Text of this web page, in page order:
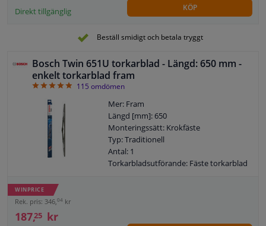
Direkt tillgänglig KÖP
Beställ smidigt och betala tryggt
Bosch Twin 651U torkarblad - Längd: 650 mm -
enkelt torkarblad fram
4.88
115 omdömen
Mer: Fram
Längd [mm]: 650
Monteringssätt: Krokfäste
Typ: Traditionell
Antal: 1
Torkarbladsutförande: Fäste torkarblad
WINPRICE
Rek. pris: 346,04 kr
187,25 kr